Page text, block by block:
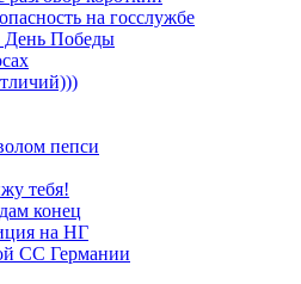
на госслужбе
День Победы
пепси
тебя!
конец
на НГ
СС Германии